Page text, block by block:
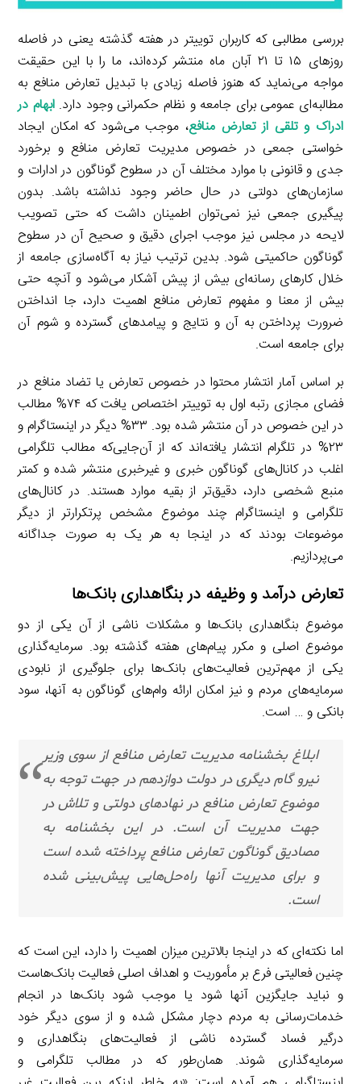
بررسی مطالبی که کاربران توییتر در هفته گذشته یعنی در فاصله
روزهای ۱۵ تا ۲۱ آبان ماه منتشر کرده‌اند، ما را با این حقیقت
مواجه می‌نماید که هنوز فاصله زیادی با تبدیل تعارض منافع به
مطالبه‌ای عمومی برای جامعه و نظام حکمرانی وجود دارد.ابهام در
ادراک و تلقی از تعارض منافع، موجب می‌شود که امکان ایجاد
خواستی جمعی در خصوص مدیریت تعارض منافع و برخورد
جدی و قانونی با موارد مختلف آن در سطوح گوناگون در ادارات و
سازمان‌های دولتی در حال حاضر وجود نداشته باشد. بدون
پیگیری جمعی نیز نمی‌توان اطمینان داشت که حتی تصویب
لایحه در مجلس نیز موجب اجرای دقیق و صحیح آن در سطوح
گوناگون حاکمیتی شود. بدین ترتیب نیاز به آگاه‌سازی جامعه از
خلال کارهای رسانه‌ای بیش از پیش آشکار می‌شود و آنچه حتی
بیش از معنا و مفهوم تعارض منافع اهمیت دارد، جا انداختن
ضرورت پرداختن به آن و نتایج و پیامدهای گسترده و شوم آن
برای جامعه است.
بر اساس آمار انتشار محتوا در خصوص تعارض یا تضاد منافع در
فضای مجازی رتبه اول به توییتر اختصاص یافت که ۷۴% مطالب
در این خصوص در آن منتشر شده بود. ۳۳% دیگر در اینستاگرام و
۲۳% در تلگرام انتشار یافته‌اند که از آن‌جایی‌که مطالب تلگرامی
اغلب در کانال‌های گوناگون خبری و غیرخبری منتشر شده و کمتر
منبع شخصی دارد، دقیق‌تر از بقیه موارد هستند. در کانال‌های
تلگرامی و اینستاگرام چند موضوع مشخص پرتکرارتر از دیگر
موضوعات بودند که در اینجا به هر یک به صورت جداگانه
می‌پردازیم.
تعارض درآمد و وظیفه در بنگاهداری بانک‌ها
موضوع بنگاهداری بانک‌ها و مشکلات ناشی از آن یکی از دو
موضوع اصلی و مکرر پیام‌های هفته گذشته بود. سرمایه‌گذاری
یکی از مهم‌ترین فعالیت‌های بانک‌ها برای جلوگیری از نابودی
سرمایه‌های مردم و نیز امکان ارائه وام‌های گوناگون به آنها، سود
بانکی و … است.
ابلاغ بخشنامه مدیریت تعارض منافع از سوی وزیر
نیرو گام دیگری در دولت دوازدهم در جهت توجه به
موضوع تعارض منافع در نهادهای دولتی و تلاش در
جهت مدیریت آن است. در این بخشنامه به
مصادیق گوناگون تعارض منافع پرداخته شده است
و برای مدیریت آنها راه‌حل‌هایی پیش‌بینی شده
است.
اما نکته‌ای که در اینجا بالاترین میزان اهمیت را دارد، این است که
چنین فعالیتی فرع بر مأموریت و اهداف اصلی فعالیت بانک‌هاست
و نباید جایگزین آنها شود یا موجب شود بانک‌ها در انجام
خدمات‌رسانی به مردم دچار مشکل شده و از سوی دیگر خود
درگیر فساد گسترده ناشی از فعالیت‌های بنگاهداری و
سرمایه‌گذاری شوند. همان‌طور که در مطالب تلگرامی و